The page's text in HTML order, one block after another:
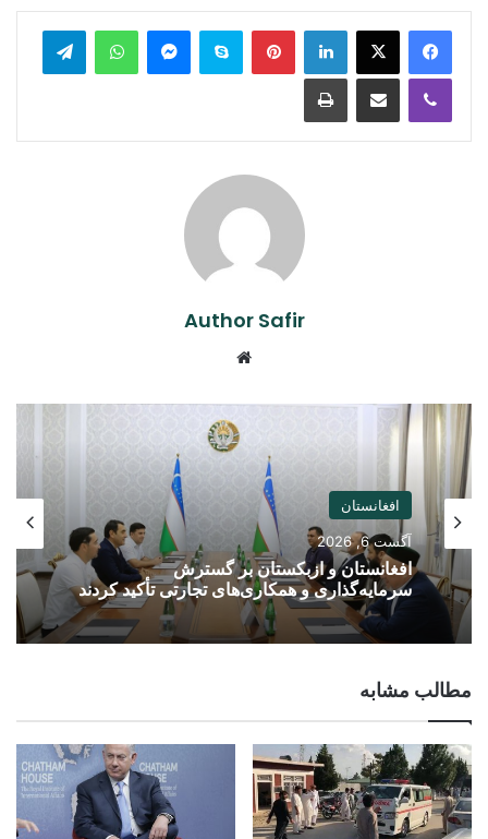
LinkedIn
Pinterest
Skype
Messenger
WhatsApp
Viber
Share via Email
Print
Author Safir
افغانستان
آگست 6, 2026
افغانستان و ازبکستان بر گسترش
سرمایه‌گذاری و همکاری‌های تجارتی تأکید کردند
مطالب مشابه